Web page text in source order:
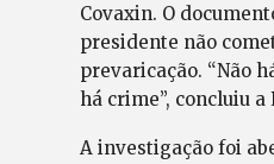
Covaxin. O
presidente não
prevaricação. “Não
há crime”, concluiu a
A investigação foi